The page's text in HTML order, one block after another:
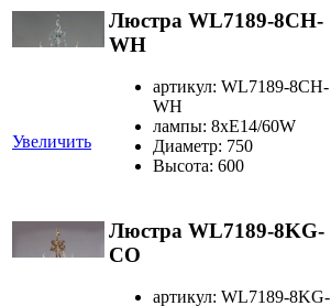
Увеличить
Люстра WL7189-8CH-
WH
артикул: WL7189-8CH-
WH
лампы: 8xE14/60W
Диаметр: 750
Высота: 600
Люстра WL7189-8KG-
CO
артикул: WL7189-8KG-